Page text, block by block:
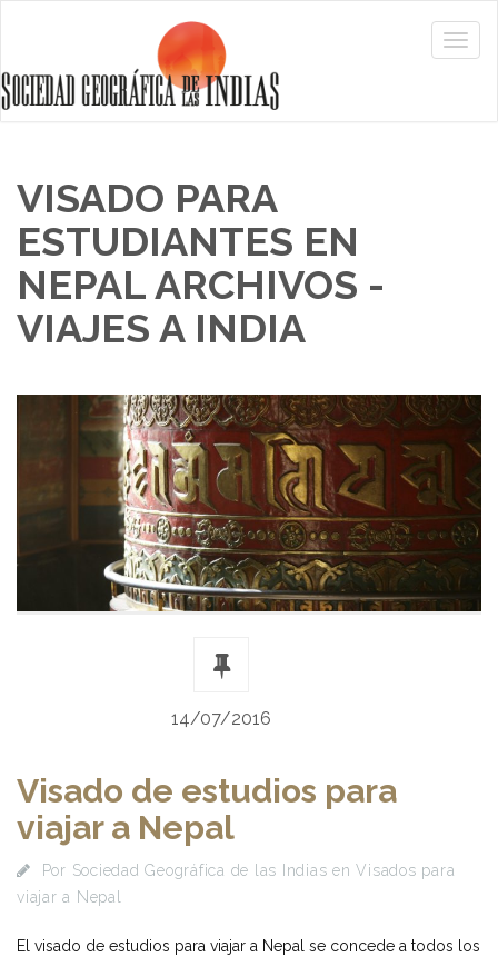
VISADO PARA
ESTUDIANTES EN
NEPAL ARCHIVOS -
VIAJES A INDIA
14/07/2016
Visado de estudios para
viajar a Nepal
Por Sociedad Geográfica de las Indias enVisados para
viajar a Nepal
El visado de estudios para viajar a Nepal se concede a todos los